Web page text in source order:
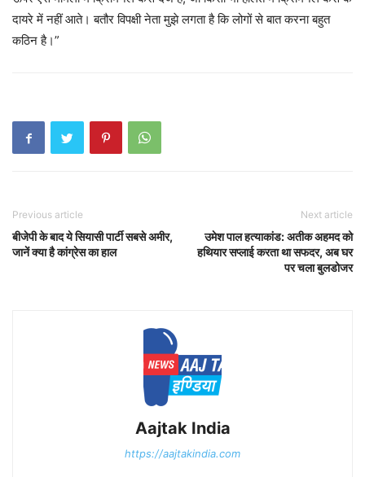
दायरे में नहीं आते। बतौर विपक्षी नेता मुझे लगता है कि लोगों से बात करना बहुत
कठिन है।”
Previous article
बीजेपी के बाद ये सियासी पार्टी सबसे अमीर,
जानें क्या है कांग्रेस का हाल
Next article
उमेश पाल हत्याकांड: अतीक अहमद को
हथियार सप्लाई करता था सफदर, अब घर
पर चला बुलडोजर
Aajtak India
https://aajtakindia.com